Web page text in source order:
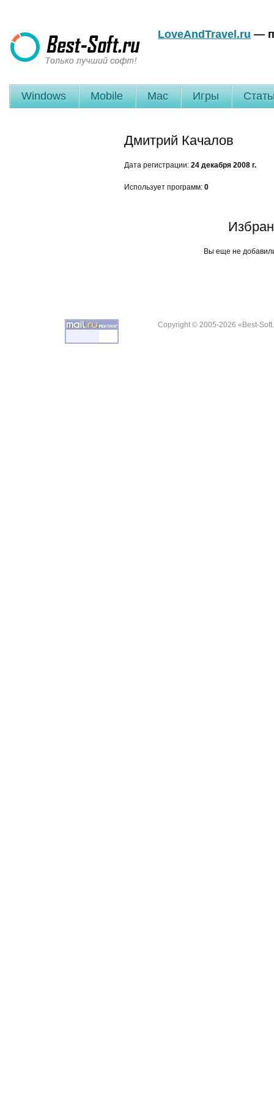
LoveAndTravel.ru —
Windows Mobile Mac Игры
Дмитрий Качалов
Дата регистрации: 24 декабря 2008 г.
Использует программ: 0
Вы еще не
Copyright © 2005-2026 «Best-